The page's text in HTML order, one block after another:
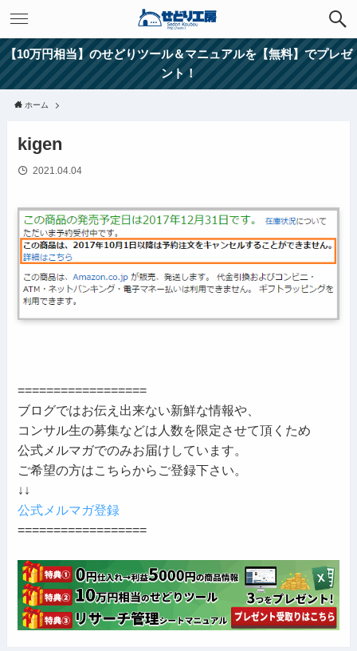
【10万円相当】のせどりツール＆マニュアルを【無料】でプレゼ
ント！
ホーム
kigen
2021.04.04
==================
ブログではお伝え出来ない新鮮な情報や、
コンサル生の募集などは人数を限定させて頂くため
公式メルマガでのみお届けしています。
ご希望の方はこちらからご登録下さい。
↓↓
公式メルマガ登録
==================